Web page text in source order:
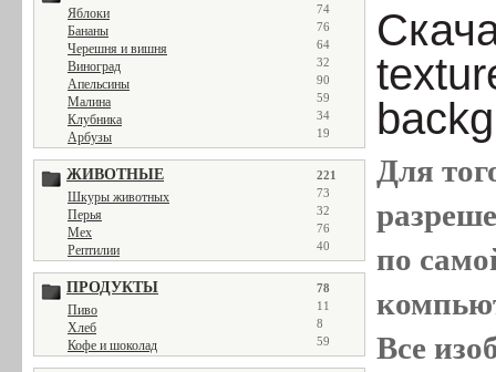
Яблоки 74
Бананы 76
Черешня и вишня 64
Виноград 32
Апельсины 90
Малина 59
Клубника 34
Арбузы 19
ЖИВОТНЫЕ 221
Шкуры животных 73
Перья 32
Мех 76
Рептилии 40
ПРОДУКТЫ 78
Пиво 11
Хлеб 8
Кофе и шоколад 59
Для
по
Все